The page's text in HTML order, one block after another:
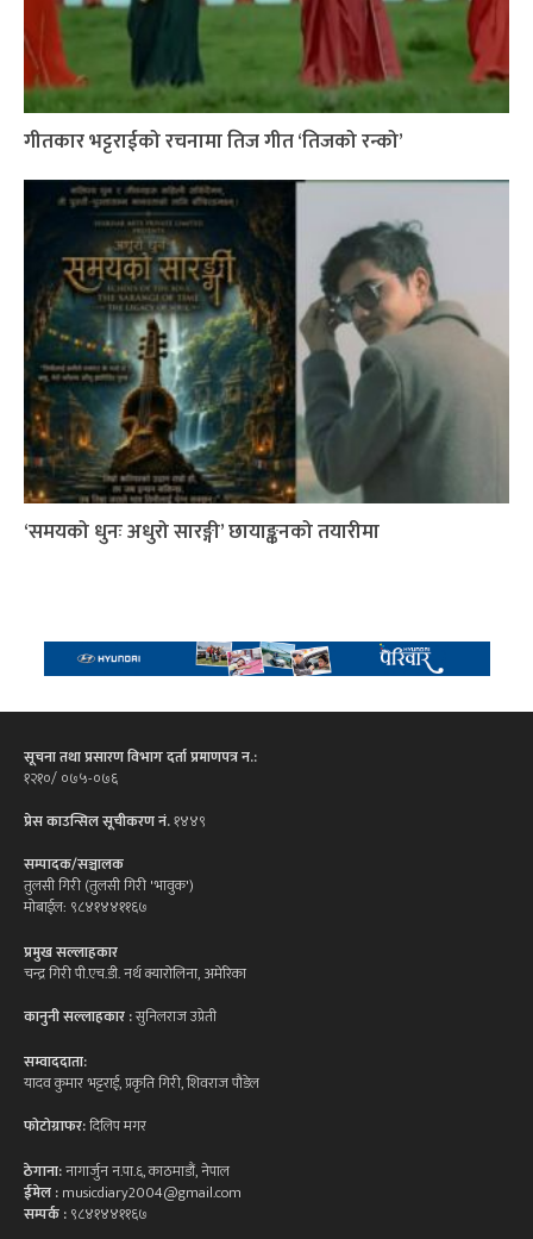
गीतकार भट्टराईको रचनामा तिज गीत ‘तिजको रन्को’
‘समयको धुनः अधुरो सारङ्गी’ छायाङ्कनको तयारीमा
सूचना तथा प्रसारण विभाग दर्ता प्रमाणपत्र न.:
१२१०/ ०७५-०७६
प्रेस काउन्सिल सूचीकरण नं.१४४९
सम्पादक/सञ्चालक
तुलसी गिरी (तुलसी गिरी 'भावुक')
मोबाईल: ९८४१४४११६७
प्रमुख सल्लाहकार
चन्द्र गिरी पी.एच.डी. नर्थ क्यारोलिना, अमेरिका
कानुनी सल्लाहकार :सुनिलराज उप्रेती
सम्वाददाता:
यादव कुमार भट्टराई, प्रकृति गिरी, शिवराज पौडेल
फोटोग्राफर:दिलिप मगर
ठेगाना:नागार्जुन न.पा.६, काठमाडौं, नेपाल
ईमेल :musicdiary2004@gmail.com
सम्पर्क :९८४१४४११६७